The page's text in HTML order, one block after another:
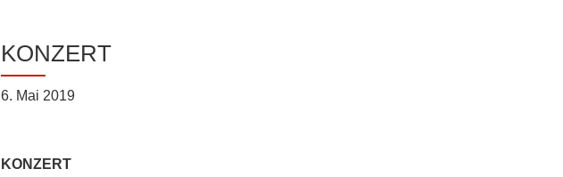
KONZERT
6. Mai 2019
KONZERT